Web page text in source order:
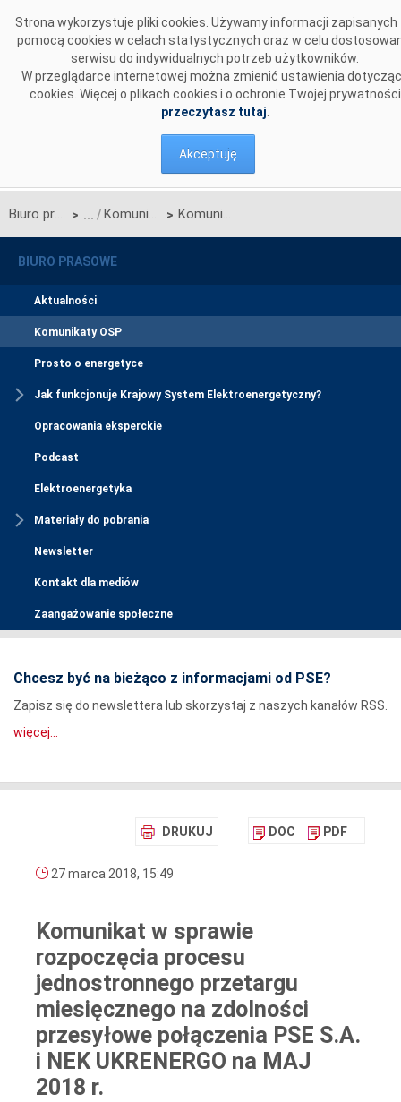
Strona wykorzystuje pliki cookies. Używamy informacji zapisanych
pomocą cookies w celach statystycznych oraz w celu
serwisu do indywidualnych potrzeb użytkowników.
W przeglądarce internetowej można zmienić ustawienia
cookies. Więcej o plikach cookies i o ochronie Twojej prywatności
przeczytasz tutaj
Akceptuję
Biuro prasowe > Komunikaty OSP > Komunikat w sprawie rozpoczęcia procesu jednostronnego przetargu miesięcznego na zdolności przesyłowe połączenia PSE S.A. i NEK UKRENERGO na MAJ 2018 r.
BIURO PRASOWE
Aktualności
Komunikaty OSP
Prosto o energetyce
Jak funkcjonuje Krajowy System Elektroenergetyczny?
Opracowania eksperckie
Podcast
Elektroenergetyka
Materiały do pobrania
Newsletter
Kontakt dla mediów
Zaangażowanie społeczne
Chcesz być na bieżąco z informacjami od PSE?
Zapisz się do newslettera lub skorzystaj z naszych kanałów RSS.
więcej...
DRUKUJ DOC PDF
27 marca 2018, 15:49
Komunikat w sprawie
rozpoczęcia procesu
jednostronnego przetargu
miesięcznego na zdolności
przesyłowe połączenia PSE S.A.
i NEK UKRENERGO na MAJ
2018 r.